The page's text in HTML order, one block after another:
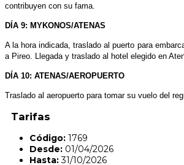
contribuyen con su fama.
DÍA 9: MYKONOS/ATENAS
A la hora indicada, traslado al puerto para
a Pireo. Llegada y traslado al hotel elegido en
DÍA 10: ATENAS/AEROPUERTO
Traslado al aeropuerto para tomar su vuelo del
Tarifas
Código: 1769
Desde: 01/04/2026
Hasta:31/10/2026